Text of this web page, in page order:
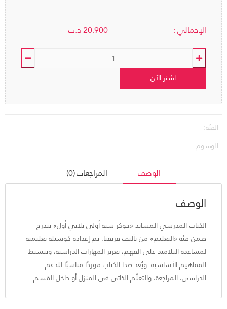
الإجمالي : 20.900د.ت
اشتر الآن
الفئة:
الوسوم:
الوصف المراجعات (0)
الوصف
الكتاب المدرسي المساند «جوكر سنة أولى ثلاثي أول» يندرج
ضمن فئة «التعليم» من تأليف فريقنا. تم إعداده كوسيلة تعليمية
لمساعدة التلاميذ على الفهم، تعزيز المهارات الدراسية، وتبسيط
المفاهيم الأساسية. ويُعد هذا الكتاب موردًا مناسبًا للدعم
الدراسي، المراجعة، والتعلّم الذاتي في المنزل أو داخل القسم.